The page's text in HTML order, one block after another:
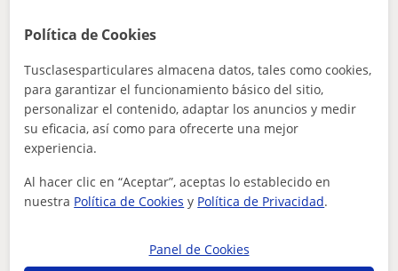
SÍNTESIS, TÉCNICAS DE MEMORIZACIÓN, PREPARACIÓN
DE EXÁME...
ver más Contactar
Luisa Herrero de Dios
Política de Cookies
Tusclasesparticulares almacena datos, tales como cookies,
para garantizar el funcionamiento básico del sitio,
personalizar el contenido, adaptar los anuncios y medir
su eficacia, así como para ofrecerte una mejor
experiencia.
Al hacer clic en “Aceptar”, aceptas lo establecido en
nuestra Política de Cookies y Política de Privacidad.
Panel de Cookies